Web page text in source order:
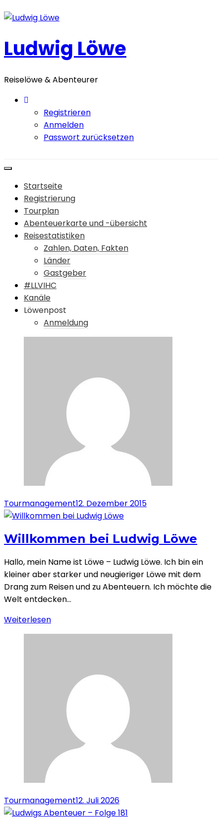
Zum
Inhalt
Ludwig Löwe
Reiselöwe & Abenteurer
Registrieren
Anmelden
Passwort zurücksetzen
Startseite
Registrierung
Tourplan
Abenteuerkarte und -übersicht
Reisestatistiken
Zahlen, Daten, Fakten
Länder
Gastgeber
#LLVIHC
Kanäle
Löwenpost
Anmeldung
Tourmanagement12. Dezember 2015
Willkommen bei Ludwig Löwe
Hallo, mein Name ist Löwe – Ludwig Löwe. Ich bin ein
kleiner aber starker und neugieriger Löwe mit dem
Drang zum Reisen und zu Abenteuern. Ich möchte die
Welt entdecken…
Weiterlesen
Tourmanagement12. Juli 2026